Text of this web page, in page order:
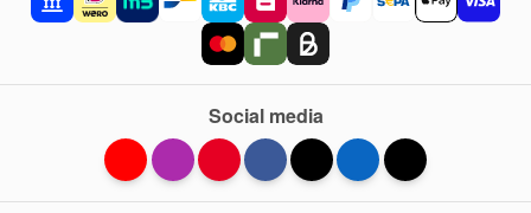
Social media